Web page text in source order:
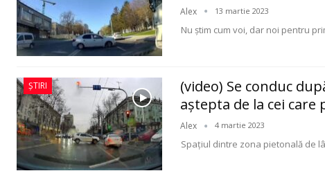
Alex 13 martie 2023
Nu ştim cum voi, dar noi pentru
ȘTIRI
(video) Se conduc
aștepta de la cei care
Alex 4 martie 2023
Spaţiul dintre zona pietonală de